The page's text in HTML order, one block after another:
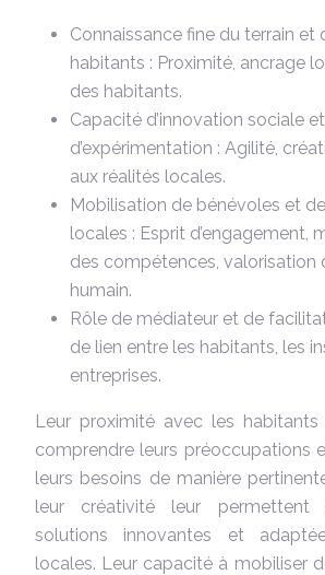
Connaissance fine du terrain et
habitants : Proximité, ancrage
des habitants.
Capacité d’innovation sociale et
d’expérimentation : Agilité,
aux réalités locales.
Mobilisation de bénévoles et
locales : Esprit d’engagement,
des compétences, valorisation
humain.
Rôle de médiateur et de
de lien entre les habitants, les
entreprises.
Leur proximité avec les
comprendre leurs préoccupations
leurs besoins de manière
leur créativité leur permettent
solutions innovantes et
locales. Leur capacité à mobiliser